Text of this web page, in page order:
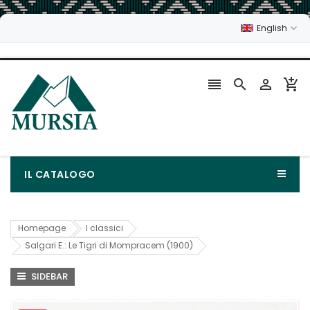
English
   
IL CATALOGO
Homepage
I classici
Salgari E.: Le Tigri di Mompracem (1900)
SIDEBAR